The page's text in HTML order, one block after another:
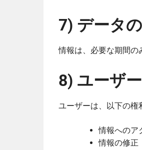
7) データ
情報は、必要な期間の
8) ユーザ
ユーザーは、以下の権
情報へのア
情報の修正